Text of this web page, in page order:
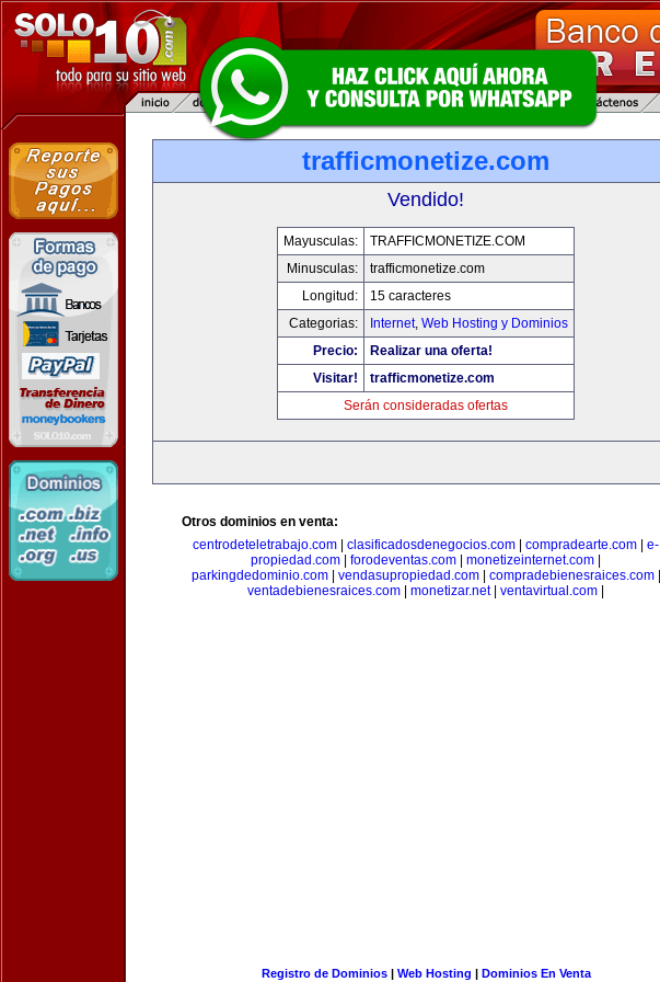
trafficmonetize.com
Vendido!
Mayusculas:
TRAFFICMONETIZE.COM
Minusculas:
trafficmonetize.com
Longitud:
15 caracteres
Categorias:
Internet, Web Hosting y Dominios
Precio:
Realizar una oferta!
Visitar!
trafficmonetize.com
Serán consideradas ofertas
Otros dominios en venta:
centrodeteletrabajo.com
clasificadosdenegocios.com compradearte.com
e-
propiedad.com
forodeventas.com monetizeinternet.com
parkingdedominio.com| vendasupropiedad.com| compradebienesraices.com|
ventadebienesraices.com
monetizar.net| ventavirtual.com
Registro de Dominios| Web Hosting | Dominios En Venta